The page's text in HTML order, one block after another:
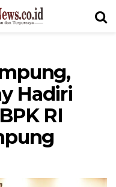
Hadiri
RI